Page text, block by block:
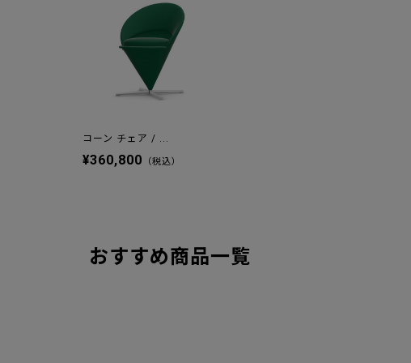
コーン チェア / ...
¥360,800 （税込）
おすすめ商品一覧